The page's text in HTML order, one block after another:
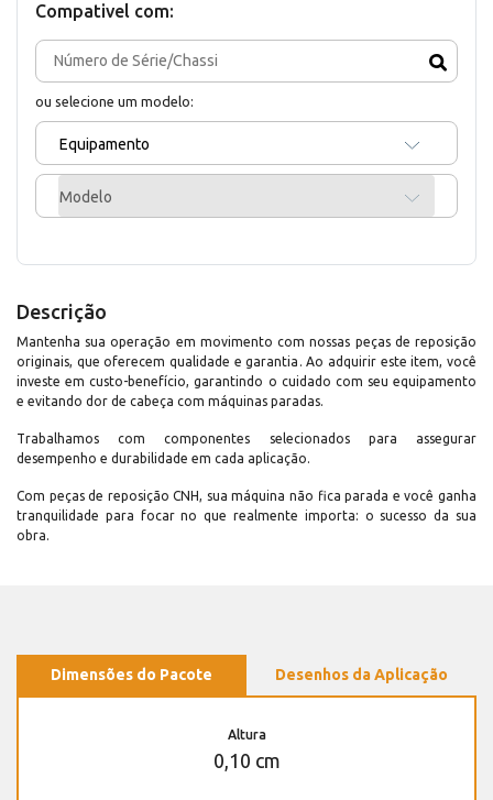
Compativel com:
ou selecione um modelo:
Equipamento
Modelo
Descrição
Mantenha sua operação em movimento com nossas peças de reposição
originais, que oferecem qualidade e garantia. Ao adquirir este item, você
investe em custo-benefício, garantindo o cuidado com seu equipamento
e evitando dor de cabeça com máquinas paradas.
Trabalhamos com componentes selecionados para assegurar
desempenho e durabilidade em cada aplicação.
Com peças de reposição CNH, sua máquina não fica parada e você ganha
tranquilidade para focar no que realmente importa: o sucesso da sua
obra.
Dimensões do Pacote Desenhos da Aplicação
Altura
0,10 cm